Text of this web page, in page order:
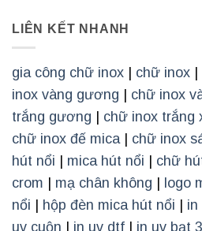
LIÊN KẾT NHANH
gia công chữ inox chữ inox
inox vàng gương
chữ inox
trắng gương
chữ inox trắng
chữ inox đế mica| chữ inox
hút nổi
mica hút nổi chữ
crom
mạ chân không logo
nổi
hộp đèn mica hút nổi in
uv cuộn
in uv dtf in uv bạt